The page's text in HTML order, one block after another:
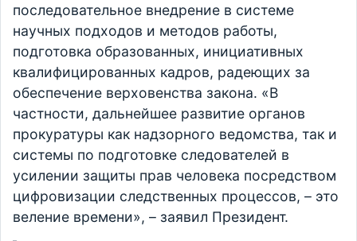
последовательное внедрение в системе
научных подходов и методов работы,
подготовка образованных, инициативных
квалифицированных кадров, радеющих за
обеспечение верховенства закона. «В
частности, дальнейшее развитие органов
прокуратуры как надзорного ведомства, так и
системы по подготовке следователей в
усилении защиты прав человека посредством
цифровизации следственных процессов, – это
веление времени», – заявил Президент.